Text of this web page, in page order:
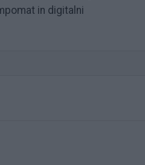
in digitalni